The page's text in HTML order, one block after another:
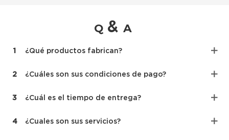
Q & A
1 ¿Qué productos fabrican?
2 ¿Cuáles son sus condiciones de pago?
3 ¿Cuál es el tiempo de entrega?
4 ¿Cuales son sus servicios?